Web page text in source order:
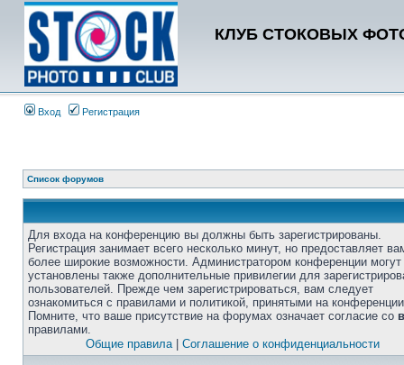
КЛУБ СТОКОВЫХ
Вход Регистрация
Список форумов
Для входа на конференцию вы должны быть зарегистрированы.
Регистрация занимает всего несколько минут, но предоставляет
более широкие возможности. Администратором конференции
установлены также дополнительные привилегии для
пользователей. Прежде чем зарегистрироваться, вам следует
ознакомиться с правилами и политикой, принятыми на
Помните, что ваше присутствие на форумах означает согласие со
правилами.
Общие правила| Соглашение о конфиденциальности